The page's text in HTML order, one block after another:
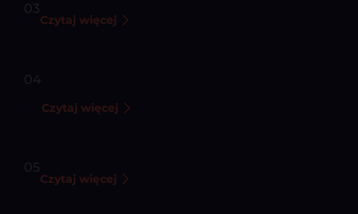
03
Czytaj więcej
04
Czytaj więcej
05
Czytaj więcej